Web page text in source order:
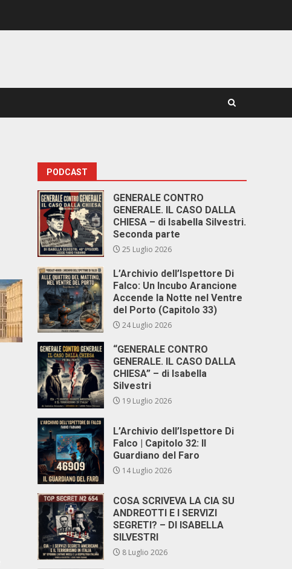
PODCAST
GENERALE CONTRO
GENERALE. IL CASO DALLA
CHIESA – di Isabella Silvestri.
Seconda parte
25 Luglio 2026
L’Archivio dell’Ispettore Di
Falco: Un Incubo Arancione
Accende la Notte nel Ventre
del Porto (Capitolo 33)
24 Luglio 2026
“GENERALE CONTRO
GENERALE. IL CASO DALLA
CHIESA” – di Isabella
Silvestri
19 Luglio 2026
L’Archivio dell’Ispettore Di
Falco | Capitolo 32: Il
Guardiano del Faro
14 Luglio 2026
COSA SCRIVEVA LA CIA SU
ANDREOTTI E I SERVIZI
SEGRETI? – DI ISABELLA
SILVESTRI
8 Luglio 2026